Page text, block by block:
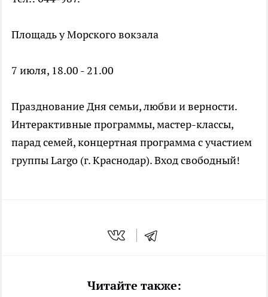
Площадь у Морского вокзала
7 июля, 18.00 - 21.00
Празднование Дня семьи, любви и верности.
Интерактивные программы, мастер-классы,
парад семей, концертная программа с участием
группы Largo (г. Краснодар). Вход свободный!
Читайте также: